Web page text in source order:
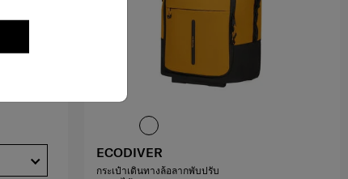
ECODIVER
กระเป๋าเดินทางล้อลากพับปรับ